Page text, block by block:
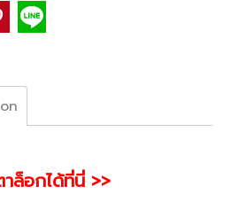
ล็อกได้ที่นี่ >>